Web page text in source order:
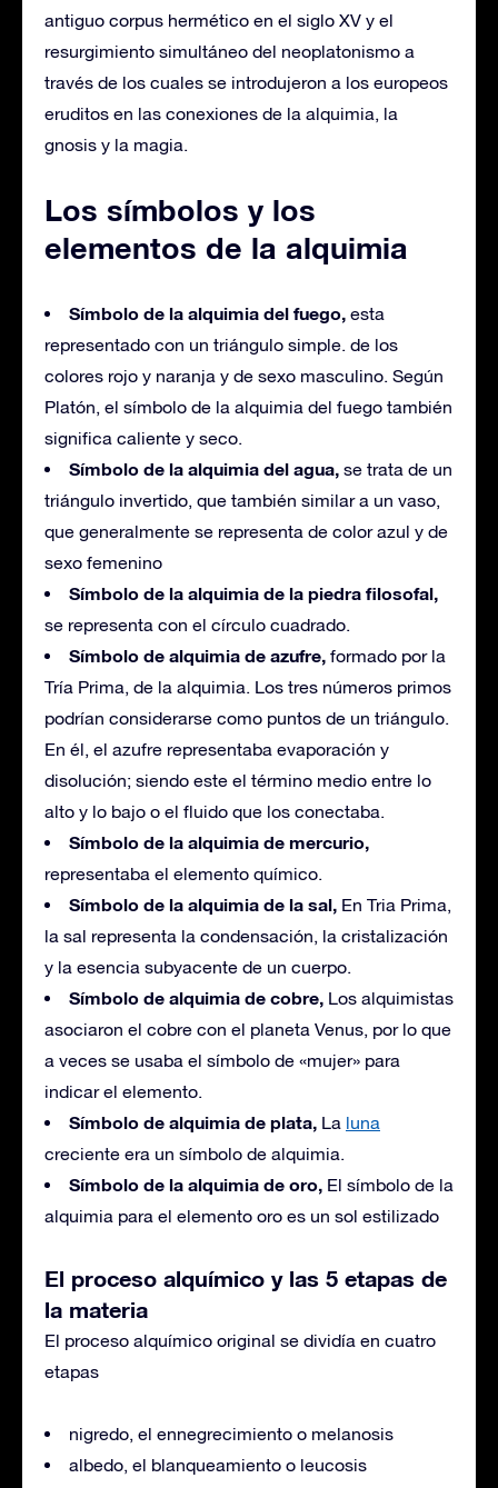
antiguo corpus hermético en el siglo XV y el
resurgimiento simultáneo del neoplatonismo a
través de los cuales se introdujeron a los europeos
eruditos en las conexiones de la alquimia, la
gnosis y la magia.
Los símbolos y los
elementos de la alquimia
Símbolo de la alquimia del fuego, esta
representado con un triángulo simple. de los
colores rojo y naranja y de sexo masculino. Según
Platón, el símbolo de la alquimia del fuego también
significa caliente y seco.
Símbolo de la alquimia del agua, se trata de un
triángulo invertido, que también similar a un vaso,
que generalmente se representa de color azul y de
sexo femenino
Símbolo de la alquimia de la piedra filosofal,
se representa con el círculo cuadrado.
Símbolo de alquimia de azufre, formado por la
Tría Prima, de la alquimia. Los tres números primos
podrían considerarse como puntos de un triángulo.
En él, el azufre representaba evaporación y
disolución; siendo este el término medio entre lo
alto y lo bajo o el fluido que los conectaba.
Símbolo de la alquimia de mercurio,
representaba el elemento químico.
Símbolo de la alquimia de la sal, En Tria Prima,
la sal representa la condensación, la cristalización
y la esencia subyacente de un cuerpo.
Símbolo de alquimia de cobre, Los alquimistas
asociaron el cobre con el planeta Venus, por lo que
a veces se usaba el símbolo de «mujer» para
indicar el elemento.
Símbolo de alquimia de plata, La luna
creciente era un símbolo de alquimia.
Símbolo de la alquimia de oro, El símbolo de la
alquimia para el elemento oro es un sol estilizado
El proceso alquímico y las 5 etapas de
la materia
El proceso alquímico original se dividía en cuatro
etapas
nigredo, el ennegrecimiento o melanosis
albedo, el blanqueamiento o leucosis